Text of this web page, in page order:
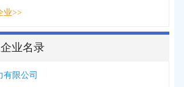
业>>
业名录
有限公司